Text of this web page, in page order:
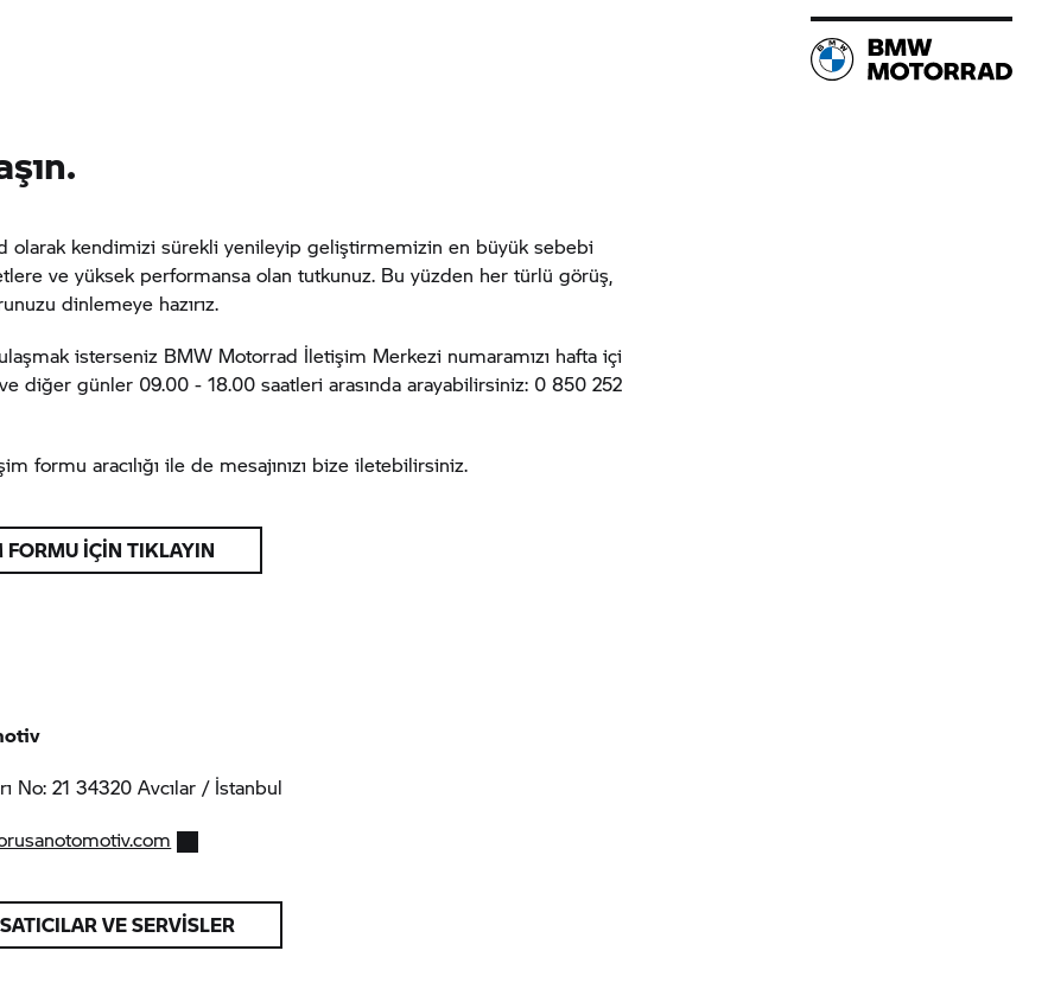
olarak kendimizi sürekli yenileyip geliştirmemizin en büyük sebebi
ve yüksek performansa olan tutkunuz. Bu yüzden her türlü görüş,
dinlemeye hazırız.
isterseniz BMW Motorrad İletişim Merkezi numaramızı hafta içi
diğer günler 09.00 - 18.00 saatleri arasında arayabilirsiniz: 0 850 252
formu aracılığı ile de mesajınızı bize iletebilirsiniz.
FORMU İÇİN TIKLAYIN
No: 21 34320 Avcılar / İstanbul
VE SERVISLER